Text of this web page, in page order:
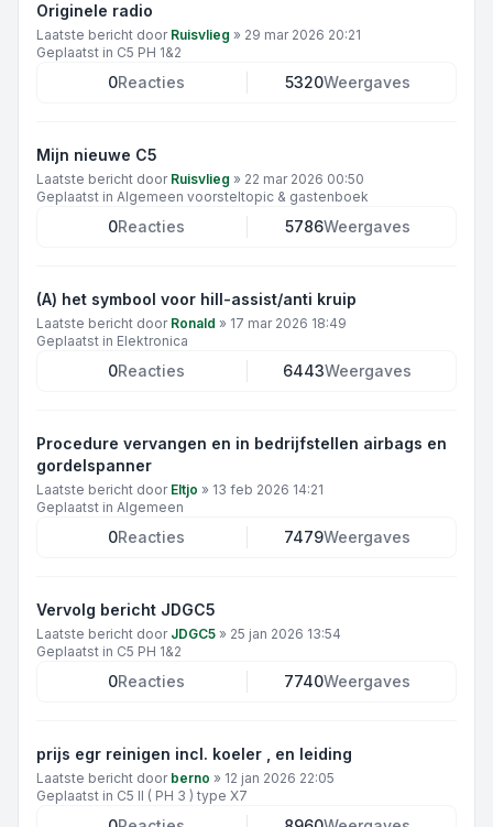
Originele radio
Laatste bericht door Ruisvlieg » 29 mar 2026 20:21
Geplaatst in C5 PH 1&2
0Reacties 5320Weergaves
Mijn nieuwe C5
Laatste bericht door Ruisvlieg » 22 mar 2026 00:50
Geplaatst in Algemeen voorsteltopic & gastenboek
0Reacties 5786Weergaves
(A) het symbool voor hill-assist/anti kruip
Laatste bericht door Ronald » 17 mar 2026 18:49
Geplaatst in Elektronica
0Reacties 6443Weergaves
Procedure vervangen en in bedrijfstellen airbags en
gordelspanner
Laatste bericht door Eltjo » 13 feb 2026 14:21
Geplaatst in Algemeen
0Reacties 7479Weergaves
Vervolg bericht JDGC5
Laatste bericht door JDGC5 » 25 jan 2026 13:54
Geplaatst in C5 PH 1&2
0Reacties 7740Weergaves
prijs egr reinigen incl. koeler , en leiding
Laatste bericht door berno » 12 jan 2026 22:05
Geplaatst in C5 II ( PH 3 ) type X7